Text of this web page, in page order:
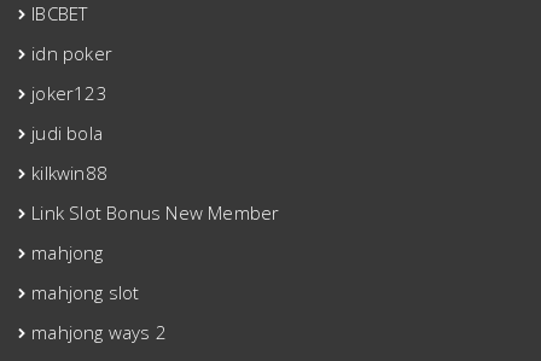
IBCBET
idn poker
joker123
judi bola
kilkwin88
Link Slot Bonus New Member
mahjong
mahjong slot
mahjong ways 2